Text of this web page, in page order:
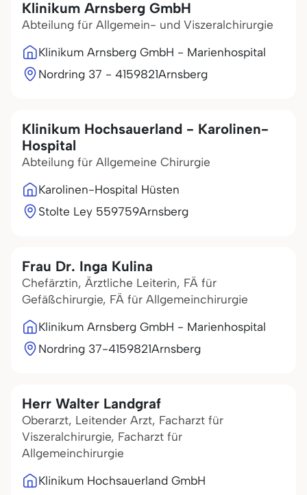
Klinikum Arnsberg GmbH
Abteilung für Allgemein- und Viszeralchirurgie
Klinikum Arnsberg GmbH - Marienhospital
Nordring 37 - 4159821Arnsberg
Klinikum Hochsauerland - Karolinen-
Hospital
Abteilung für Allgemeine Chirurgie
Karolinen-Hospital Hüsten
Stolte Ley 559759Arnsberg
Frau Dr. Inga Kulina
Chefärztin, Ärztliche Leiterin, FÄ für
Gefäßchirurgie, FÄ für Allgemeinchirurgie
Klinikum Arnsberg GmbH - Marienhospital
Nordring 37-4159821Arnsberg
Herr Walter Landgraf
Oberarzt, Leitender Arzt, Facharzt für
Viszeralchirurgie, Facharzt für
Allgemeinchirurgie
Klinikum Hochsauerland GmbH